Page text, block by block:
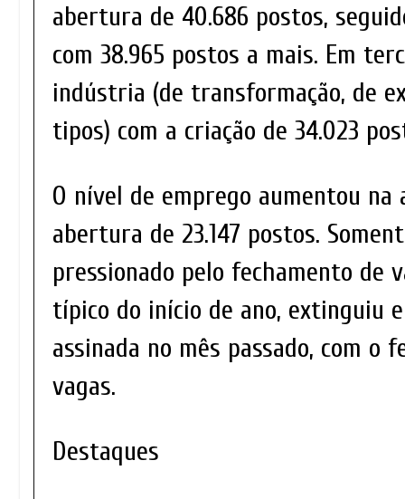
abertura de 40.686 postos,
com 38.965 postos a mais. Em
indústria (de transformação, de
tipos) com a criação de 34.023
O nível de emprego aumentou na
abertura de 23.147 postos.
pressionado pelo fechamento de
típico do início de ano, extinguiu
assinada no mês passado, com o
vagas.
Destaques